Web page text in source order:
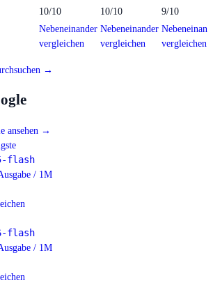
10/10 10/10
9/10
Nebeneinander
vergleichen
Nebeneinander
vergleichen
vergleichen
→
ansehen →
flash
/ 1M
flash
/ 1M